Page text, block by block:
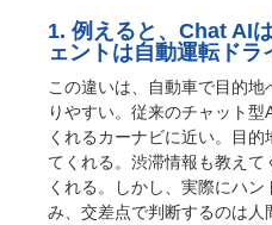
1. 例えると、Chat AI
ェントは自動運転ドラ
この違いは、自動車で目的
りやすい。従来のチャット
くれるカーナビに近い。目
てくれる。渋滞情報も教え
くれる。しかし、実際にハ
み、交差点で判断するのは人